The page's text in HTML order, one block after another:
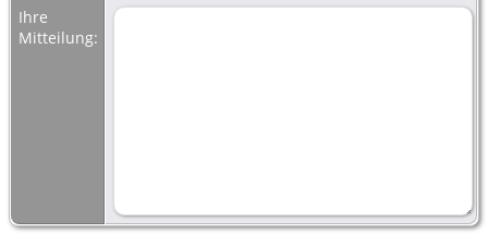
Ihre
Mitteilung: